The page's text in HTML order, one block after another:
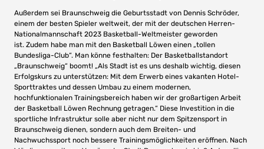
Außerdem sei Braunschweig die Geburtsstadt von Dennis Schröder,
einem der besten Spieler weltweit, der mit der deutschen Herren-
Nationalmannschaft 2023 Basketball-Weltmeister geworden
ist. Zudem habe man mit den Basketball Löwen einen „tollen
Bundesliga-Club“. Man könne festhalten: Der Basketballstandort
„Braunschweig“ boomt! „Als Stadt ist es uns deshalb wichtig, diesen
Erfolgskurs zu unterstützen: Mit dem Erwerb eines vakanten Hotel-
Sporttraktes und dessen Umbau zu einem modernen,
hochfunktionalen Trainingsbereich haben wir der großartigen Arbeit
der Basketball Löwen Rechnung getragen.“ Diese Investition in die
sportliche Infrastruktur solle aber nicht nur dem Spitzensport in
Braunschweig dienen, sondern auch dem Breiten- und
Nachwuchssport noch bessere Trainingsmöglichkeiten eröffnen. Nach